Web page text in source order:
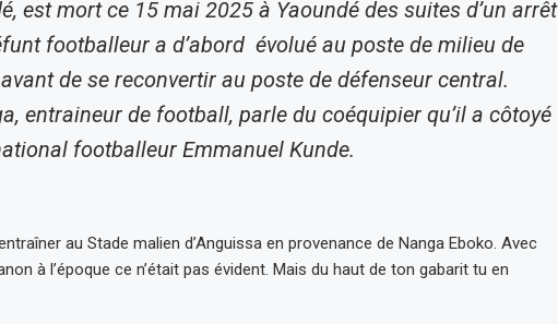
est mort ce 15 mai 2025 à Yaoundé des suites d’un arrêt
footballeur a d’abord évolué au poste de milieu de
de se reconvertir au poste de défenseur central.
entraineur de football, parle du coéquipier qu’il a côtoyé
footballeur Emmanuel Kunde.
au Stade malien d’Anguissa en provenance de Nanga Eboko. Avec
à l’époque ce n’était pas évident. Mais du haut de ton gabarit tu en